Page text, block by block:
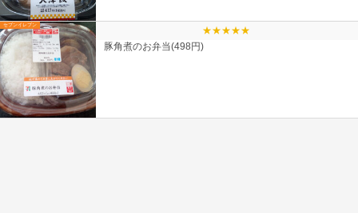
セブンイレブン
★★★★★
豚角煮のお弁当(498円)